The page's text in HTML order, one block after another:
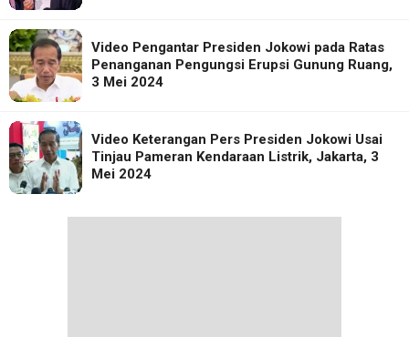
Video Pengantar Presiden Jokowi pada Ratas
Penanganan Pengungsi Erupsi Gunung Ruang,
3 Mei 2024
Video Keterangan Pers Presiden Jokowi Usai
Tinjau Pameran Kendaraan Listrik, Jakarta, 3
Mei 2024